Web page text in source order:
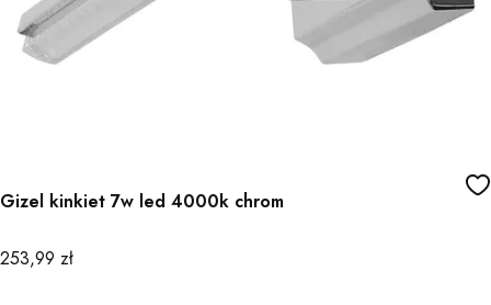
Gizel kinkiet 7w led 4000k chrom
Cena
253,99 zł